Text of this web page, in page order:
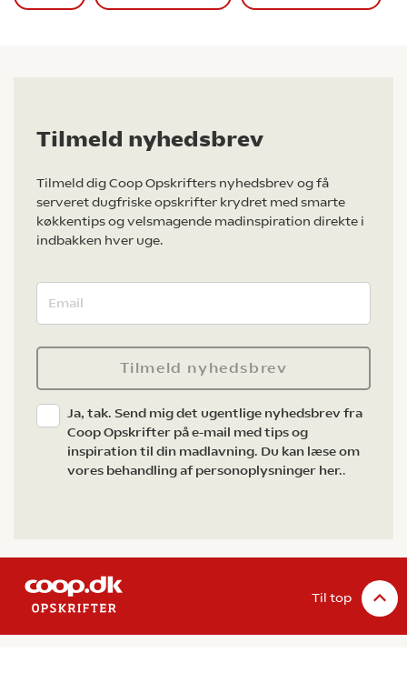
Tilmeld nyhedsbrev
Tilmeld dig Coop Opskrifters nyhedsbrev og få
serveret dugfriske opskrifter krydret med smarte
køkkentips og velsmagende madinspiration direkte i
indbakken hver uge.
Tilmeld nyhedsbrev
Ja, tak. Send mig det ugentlige nyhedsbrev fra
Coop Opskrifter på e-mail med tips og
inspiration til din madlavning. Du kan læse om
vores behandling af personoplysninger her..
Til top